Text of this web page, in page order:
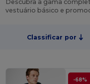
Descubra a gama
vestuário básico e
Classificar por
-68%